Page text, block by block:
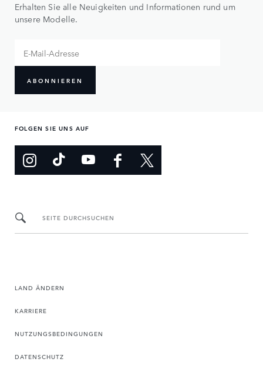
Erhalten Sie alle Neuigkeiten und Informationen rund um
unsere Modelle.
ABONNIEREN
FOLGEN SIE UNS AUF
SEITE DURCHSUCHEN
LAND ÄNDERN
KARRIERE
NUTZUNGSBEDINGUNGEN
DATENSCHUTZ